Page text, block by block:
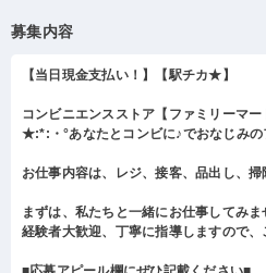
募集内容
【当日現金支払い！】【駅チカ★】
コンビニエンスストア【ファミリーマー
★:*:・°あなたとコンビに♪でおなじみ
お仕事内容は、レジ、接客、品出し、掃
まずは、私たちと一緒にお仕事してみま
経験者大歓迎、丁寧に指導しますので、